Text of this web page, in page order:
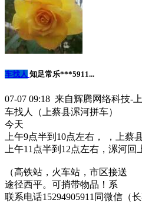
车找人 知足常乐***5911...
07-07 09:18 来自辉腾网络科技-
车找人（上蔡县漯河拼车）
今天
上午9点半到10点左右， ，上蔡
上午11点半到12点左右，漯河
（高铁站，火车站，市区接送
途径西平。可捎带物品！系
联系电话15294905911同微信（长